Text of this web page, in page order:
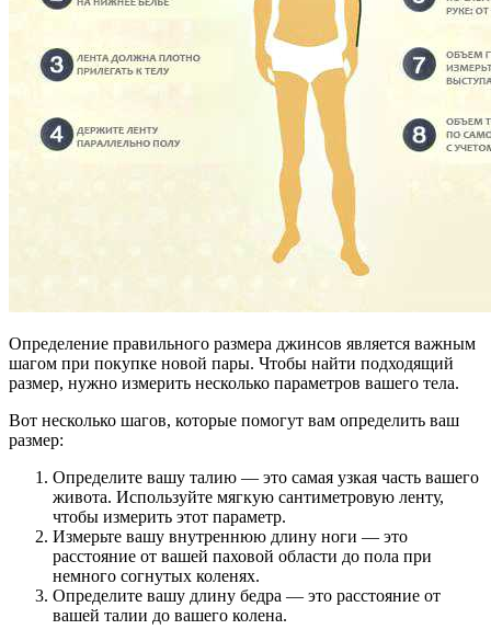
Определение правильного размера джинсов является важным
шагом при покупке новой пары. Чтобы найти подходящий
размер, нужно измерить несколько параметров вашего тела.
Вот несколько шагов, которые помогут вам определить ваш
размер:
Определите вашу талию — это самая узкая часть вашего
живота. Используйте мягкую сантиметровую ленту,
чтобы измерить этот параметр.
Измерьте вашу внутреннюю длину ноги — это
расстояние от вашей паховой области до пола при
немного согнутых коленях.
Определите вашу длину бедра — это расстояние от
вашей талии до вашего колена.